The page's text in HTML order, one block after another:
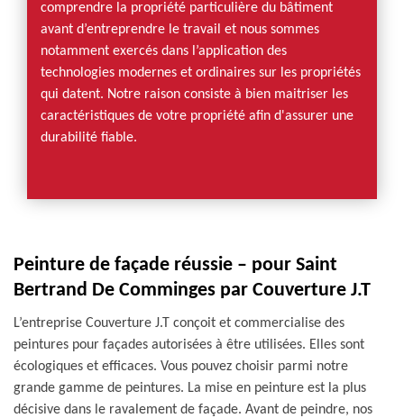
comprendre la propriété particulière du bâtiment
avant d’entreprendre le travail et nous sommes
notamment exercés dans l’application des
technologies modernes et ordinaires sur les propriétés
qui datent. Notre raison consiste à bien maitriser les
caractéristiques de votre propriété afin d'assurer une
durabilité fiable.
Peinture de façade réussie – pour Saint
Bertrand De Comminges par Couverture J.T
L’entreprise Couverture J.T conçoit et commercialise des
peintures pour façades autorisées à être utilisées. Elles sont
écologiques et efficaces. Vous pouvez choisir parmi notre
grande gamme de peintures. La mise en peinture est la plus
décisive dans le ravalement de façade. Avant de peindre, nos